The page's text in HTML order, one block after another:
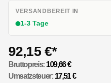
VERSANDBEREIT IN
1-3 Tage
92,15 €*
Bruttopreis: 109,66 €
Umsatzsteuer: 17,51 €